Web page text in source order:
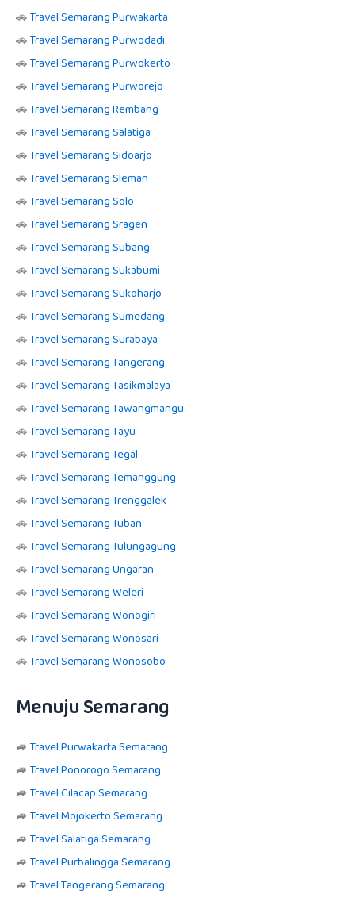
🚗Travel Semarang Purwakarta
🚗Travel Semarang Purwodadi
🚗Travel Semarang Purwokerto
🚗Travel Semarang Purworejo
🚗Travel Semarang Rembang
🚗Travel Semarang Salatiga
🚗Travel Semarang Sidoarjo
🚗Travel Semarang Sleman
🚗Travel Semarang Solo
🚗Travel Semarang Sragen
🚗Travel Semarang Subang
🚗Travel Semarang Sukabumi
🚗Travel Semarang Sukoharjo
🚗Travel Semarang Sumedang
🚗Travel Semarang Surabaya
🚗Travel Semarang Tangerang
🚗Travel Semarang Tasikmalaya
🚗Travel Semarang Tawangmangu
🚗Travel Semarang Tayu
🚗Travel Semarang Tegal
🚗Travel Semarang Temanggung
🚗Travel Semarang Trenggalek
🚗Travel Semarang Tuban
🚗Travel Semarang Tulungagung
🚗Travel Semarang Ungaran
🚗Travel Semarang Weleri
🚗Travel Semarang Wonogiri
🚗Travel Semarang Wonosari
🚗Travel Semarang Wonosobo
Menuju Semarang
🚙 Travel Purwakarta Semarang
🚙 Travel Ponorogo Semarang
🚙 Travel Cilacap Semarang
🚙 Travel Mojokerto Semarang
🚙 Travel Salatiga Semarang
🚙 Travel Purbalingga Semarang
🚙 Travel Tangerang Semarang